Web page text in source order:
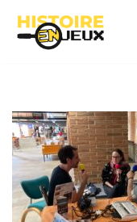
Aller